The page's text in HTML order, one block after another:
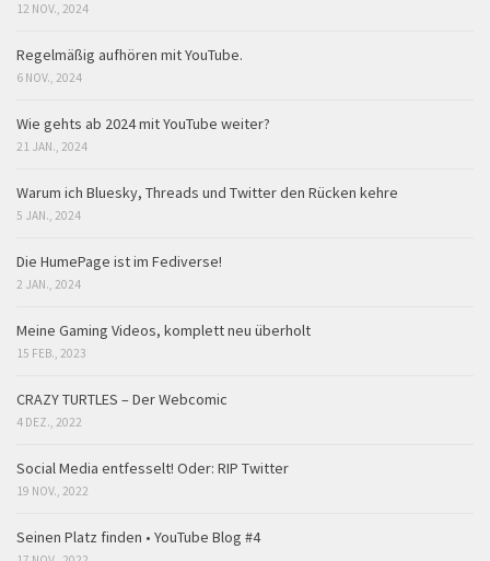
12 NOV., 2024
Regelmäßig aufhören mit YouTube.
6 NOV., 2024
Wie gehts ab 2024 mit YouTube weiter?
21 JAN., 2024
Warum ich Bluesky, Threads und Twitter den Rücken kehre
5 JAN., 2024
Die HumePage ist im Fediverse!
2 JAN., 2024
Meine Gaming Videos, komplett neu überholt
15 FEB., 2023
CRAZY TURTLES – Der Webcomic
4 DEZ., 2022
Social Media entfesselt! Oder: RIP Twitter
19 NOV., 2022
Seinen Platz finden • YouTube Blog #4